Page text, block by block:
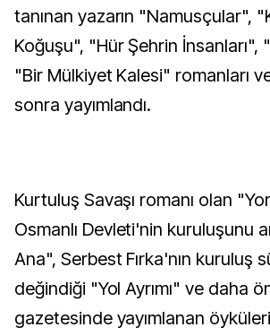
tanınan yazarın "Namusçular",
Koğuşu", "Hür Şehrin İnsanları",
"Bir Mülkiyet Kalesi" romanları
sonra yayımlandı.
Kurtuluş Savaşı romanı olan
Osmanlı Devleti'nin kuruluşunu
Ana", Serbest Fırka'nın kuruluş
değindiği "Yol Ayrımı" ve daha
gazetesinde yayımlanan